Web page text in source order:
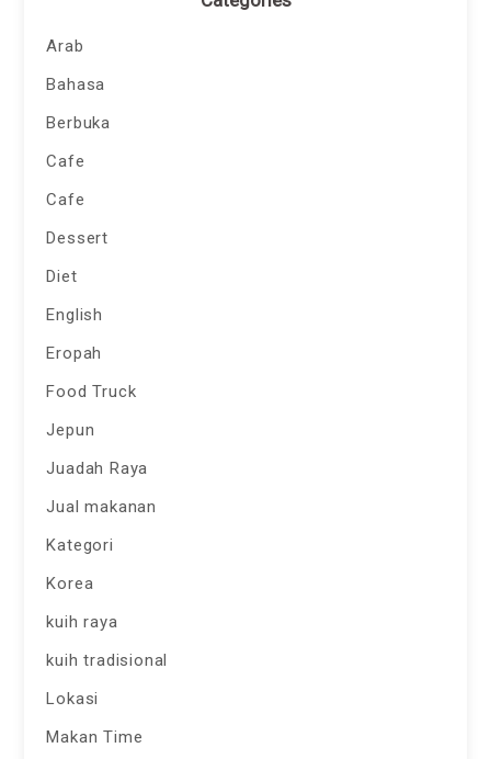
Arab
Bahasa
Berbuka
Cafe
Cafe
Dessert
Diet
English
Eropah
Food Truck
Jepun
Juadah Raya
Jual makanan
Kategori
Korea
kuih raya
kuih tradisional
Lokasi
Makan Time